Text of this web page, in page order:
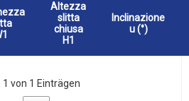
Altezza
slitta
chiusa
H1
Inclinazione
u (°)
1 von 1 Einträgen